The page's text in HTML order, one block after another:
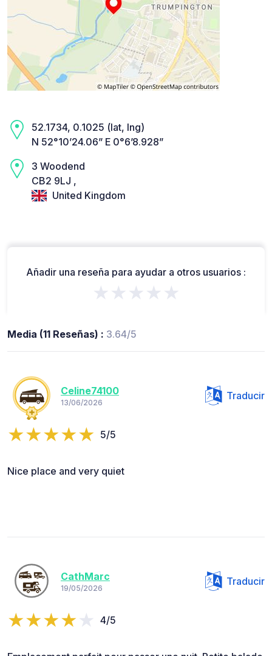
52.1734, 0.1025 (lat, lng)
N 52°10’24.06” E 0°6’8.928”
3 Woodend
CB2 9LJ ,
United Kingdom
Añadir una reseña para ayudar a otros usuarios :
★★★★★
Media (11 Reseñas) : 3.64/5
Celine74100
13/06/2026
Traducir
5/5
Nice place and very quiet
CathMarc
19/05/2026
Traducir
4/5